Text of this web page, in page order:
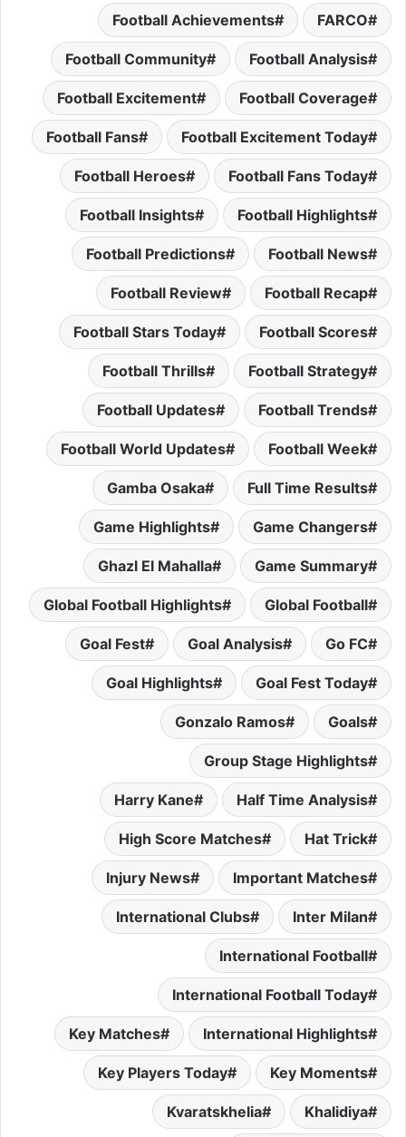
FARCO
Football Achievements
Football Analysis
Football Community
Football Coverage
Football Excitement
Football Excitement Today
Football Fans
Football Fans Today
Football Heroes
Football Highlights
Football Insights
Football News
Football Predictions
Football Recap
Football Review
Football Scores
Football Stars Today
Football Strategy
Football Thrills
Football Trends
Football Updates
Football Week
Football World Updates
Full Time Results
Gamba Osaka
Game Changers
Game Highlights
Game Summary
Ghazl El Mahalla
Global Football
Global Football Highlights
Go FC
Goal Analysis
Goal Fest
Goal Fest Today
Goal Highlights
Goals
Gonzalo Ramos
Group Stage Highlights
Half Time Analysis
Harry Kane
Hat Trick
High Score Matches
Important Matches
Injury News
Inter Milan
International Clubs
International Football
International Football Today
International Highlights
Key Matches
Key Moments
Key Players Today
Khalidiya
Kvaratskhelia